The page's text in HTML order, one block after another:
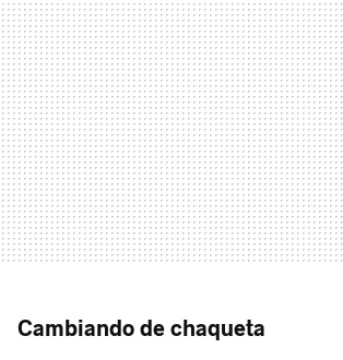
Cambiando de chaqueta